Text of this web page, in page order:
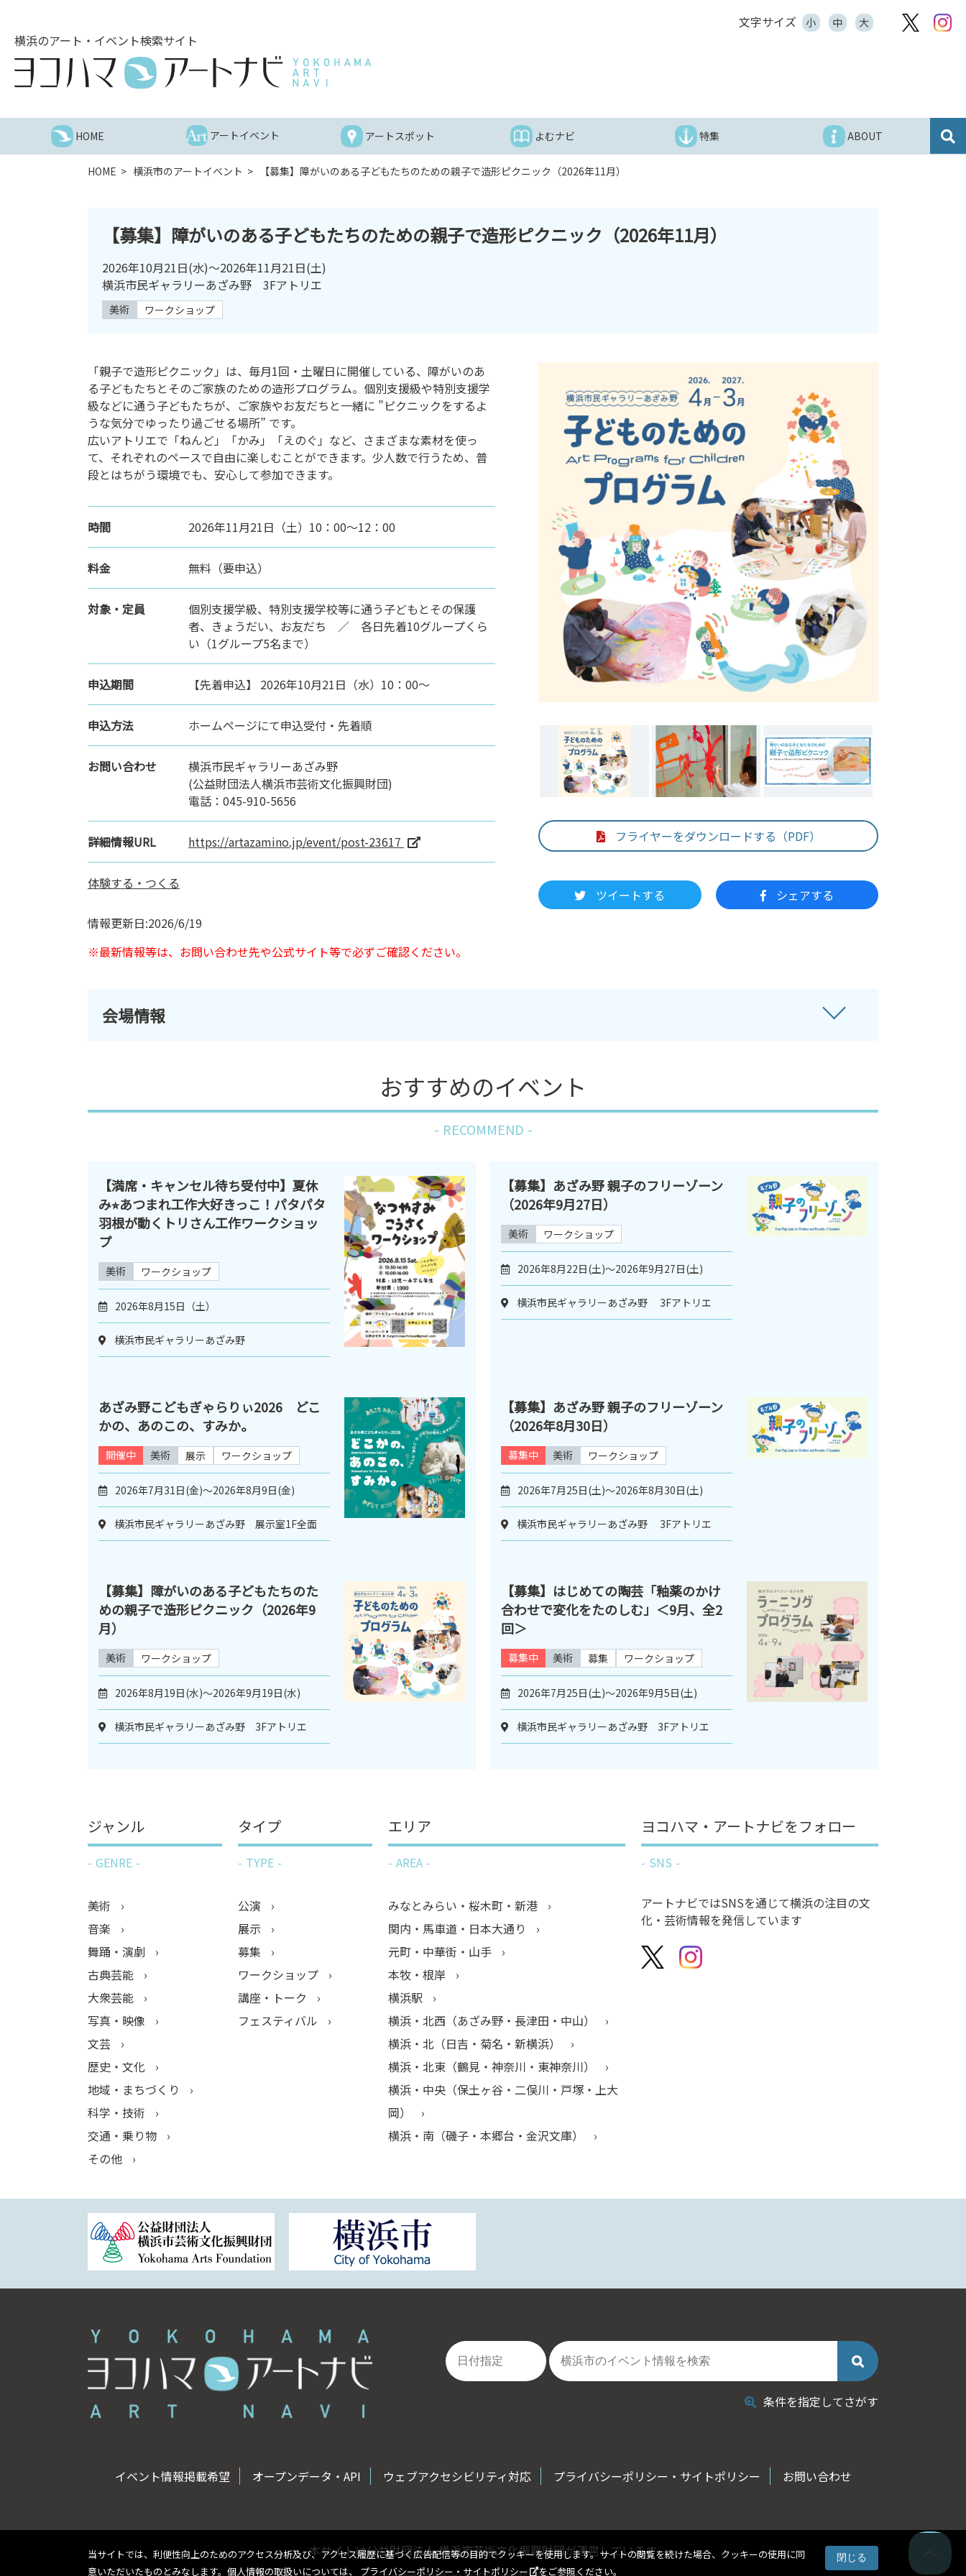
文字サイズ 小 中 大
横浜のアート・イベント検索サイト
HOME アートイベント アートスポット よむナビ 特集 ABOUT
HOME 横浜市のアートイベント 【募集】障がいのある子どもたちのための親子で造形ピクニック（2026年11月）
【募集】障がいのある子どもたちのための親子で造形ピクニック（2026年11月）
2026年10月21日(水)～2026年11月21日(土)
横浜市民ギャラリーあざみ野 3Fアトリエ
美術 ワークショップ
フライヤーをダウンロードする（PDF）
ツイートする シェアする
「親子で造形ピクニック」は、毎月1回・土曜日に開催している、障がいのあ
る子どもたちとそのご家族のための造形プログラム。個別支援級や特別支援学
級などに通う子どもたちが、ご家族やお友だちと一緒に ”ピクニックをするよ
うな気分でゆったり過ごせる場所” です。
広いアトリエで「ねんど」「かみ」「えのぐ」など、さまざまな素材を使っ
て、それぞれのペースで自由に楽しむことができます。少人数で行うため、普
段とはちがう環境でも、安心して参加できます。
時間 2026年11月21日（土）10：00～12：00
料金 無料（要申込）
対象・定員
個別支援学級、特別支援学校等に通う子どもとその保護
者、きょうだい、お友だち ／ 各日先着10グループくら
い（1グループ5名まで）
申込期間 【先着申込】 2026年10月21日（水）10：00～
申込方法 ホームページにて申込受付・先着順
お問い合わせ
横浜市民ギャラリーあざみ野
(公益財団法人横浜市芸術文化振興財団)
電話：045-910-5656
詳細情報URL https://artazamino.jp/event/post-23617
体験する・つくる
情報更新日:2026/6/19
※最新情報等は、お問い合わせ先や公式サイト等で必ずご確認ください。
会場情報
おすすめのイベント
RECOMMEND
【満席・キャンセル待ち受付中】夏休
み⭐︎あつまれ工作大好きっこ！パタパタ
羽根が動くトリさん工作ワークショッ
プ
美術 ワークショップ
2026年8月15日（土）
横浜市民ギャラリーあざみ野
【募集】あざみ野 親子のフリーゾーン
（2026年9月27日）
美術 ワークショップ
2026年8月22日(土)～2026年9月27日(土)
横浜市民ギャラリーあざみ野 3Fアトリエ
あざみ野こどもぎゃらりぃ2026 どこ
かの、あのこの、すみか。
開催中 美術 展示 ワークショップ
2026年7月31日(金)～2026年8月9日(金)
横浜市民ギャラリーあざみ野 展示室1F全面
【募集】あざみ野 親子のフリーゾーン
（2026年8月30日）
募集中 美術 ワークショップ
2026年7月25日(土)～2026年8月30日(土)
横浜市民ギャラリーあざみ野 3Fアトリエ
【募集】障がいのある子どもたちのた
めの親子で造形ピクニック（2026年9
月）
美術 ワークショップ
2026年8月19日(水)～2026年9月19日(水)
横浜市民ギャラリーあざみ野 3Fアトリエ
【募集】はじめての陶芸「釉薬のかけ
合わせで変化をたのしむ」＜9月、全2
回＞
募集中 美術 募集 ワークショップ
2026年7月25日(土)～2026年9月5日(土)
横浜市民ギャラリーあざみ野 3Fアトリエ
ジャンル
GENRE
美術
音楽
舞踊・演劇
古典芸能
大衆芸能
写真・映像
文芸
歴史・文化
地域・まちづくり
科学・技術
交通・乗り物
その他
タイプ
TYPE
公演
展示
募集
ワークショップ
講座・トーク
フェスティバル
エリア
AREA
みなとみらい・桜木町・新港
関内・馬車道・日本大通り
元町・中華街・山手
本牧・根岸
横浜駅
横浜・北西（あざみ野・長津田・中山）
横浜・北（日吉・菊名・新横浜）
横浜・北東（鶴見・神奈川・東神奈川）
横浜・中央（保土ヶ谷・二俣川・戸塚・上大
岡）
横浜・南（磯子・本郷台・金沢文庫）
ヨコハマ・アートナビをフォロー
SNS
アートナビではSNSを通じて横浜の注目の文
化・芸術情報を発信しています
当サイトでは、利便性向上のためのアクセス分析及び、アクセス履歴に基づく広告配信等の目的でクッキーを使用します。サイトの閲覧を続けた場合、クッキーの使用に同
意いただいたものとみなします。個人情報の取扱いについては、 プライバシーポリシー・サイトポリシー をご参照ください。
閉じる
イベント情報掲載希望 オープンデータ・API ウェブアクセシビリティ対応 プライバシーポリシー・サイトポリシー お問い合わせ
条件を指定してさがす
本サイトは公益財団法人 横浜市芸術文化振興財団が運営しています